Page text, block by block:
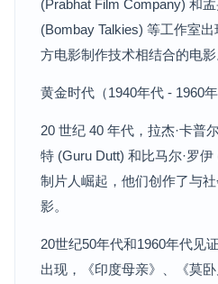
(Prabhat Film Company) 和
(Bombay Talkies) 等工作室
方电影制作技术相结合的电影
黄金时代（1940年代 - 1960年
20 世纪 40 年代，拉杰·卡普
特 (Guru Dutt) 和比马尔·罗
制片人崛起，他们创作了与
影。
20世纪50年代和1960年代见
出现，《印度母亲》、《莫卧